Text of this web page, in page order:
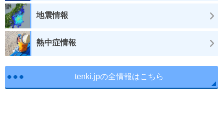
地震情報
熱中症情報
tenki.jpの全情報はこちら